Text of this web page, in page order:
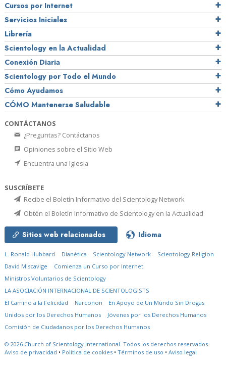
Cursos por Internet
Servicios Iniciales
Librería
Scientology en la Actualidad
Conexión Diaria
Scientology por Todo el Mundo
Cómo Ayudamos
CÓMO Mantenerse Saludable
CONTÁCTANOS
¿Preguntas? Contáctanos
Opiniones sobre el Sitio Web
Encuentra una Iglesia
SUSCRÍBETE
Recibe el Boletín Informativo del Scientology Network
Obtén el Boletín Informativo de Scientology en la Actualidad
Sitios web relacionados Idioma
L. Ronald Hubbard Dianética Scientology Network
Scientology Religion
David Miscavige
Comienza un Curso por Internet
Ministros Voluntarios de Scientology
LA ASOCIACIÓN INTERNACIONAL DE SCIENTOLOGISTS
El Camino a la Felicidad
Narconon
En Apoyo de Un Mundo Sin Drogas
Unidos por los Derechos Humanos
Jóvenes por los Derechos Humanos
Comisión de Ciudadanos por los Derechos Humanos
© 2026 Church of Scientology International. Todos los derechos reservados.
Aviso de privacidad • Política de cookies • Términos de uso • Aviso legal